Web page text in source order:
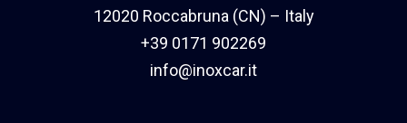
12020 Roccabruna (CN) – Italy
+39 0171 902269
info@inoxcar.it